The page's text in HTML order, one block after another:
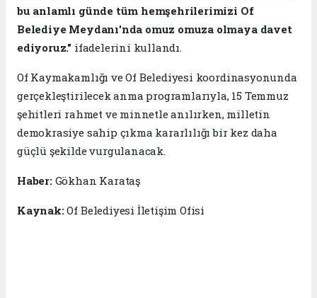
bu anlamlı günde tüm hemşehrilerimizi Of
Belediye Meydanı'nda omuz omuza olmaya davet
ediyoruz." ifadelerini kullandı.
Of Kaymakamlığı ve Of Belediyesi koordinasyonunda
gerçekleştirilecek anma programlarıyla, 15 Temmuz
şehitleri rahmet ve minnetle anılırken, milletin
demokrasiye sahip çıkma kararlılığı bir kez daha
güçlü şekilde vurgulanacak.
Haber: Gökhan Karataş
Kaynak:Of Belediyesi İletişim Ofisi